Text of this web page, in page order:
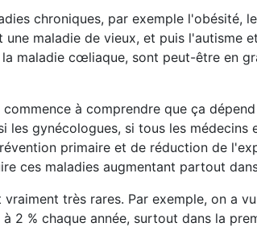
chroniques, par exemple l'obésité,
une maladie de vieux, et puis l'autisme
maladie cœliaque, sont peut-être en
à comprendre que ça
gynécologues, si tous les médecins
primaire et de réduction de
ces maladies augmentant partout
très rares. Par exemple, on a
2 % chaque année, surtout dans la